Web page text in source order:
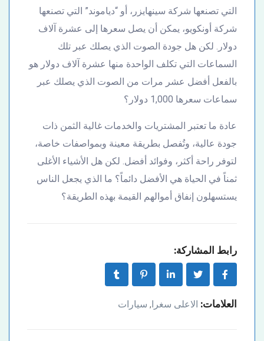
التي تصنعها شركة سينهايزر، أو “دياموند” التي تصنعها
شركة أونكويو، يمكن أن يصل سعرها إلى عشرة آلاف
دولار. لكن هل جودة الصوت الذي يصلك عبر تلك
السماعات التي تكلف الواحدة منها عشرة آلاف دولار هو
بالفعل أفضل عشر مرات من الصوت الذي يصلك عبر
سماعات سعرها 1,000 دولار؟
عادة ما تعتبر المشتريات والخدمات غالية الثمن ذات
جودة عالية، وتُفصل بطريقة معينة وبمواصفات خاصة،
لتوفر راحة أكثر، وفوائد أفضل. لكن هل الأشياء الأغلى
ثمناً في الحياة هي الأفضل دائماً؟ ما الذي يجعل الناس
يستسهلون إنفاق أموالهم القيمة بهذه الطريقة؟
رابط المشاركة:
العلامات: الاعلى سغرا , سيارات